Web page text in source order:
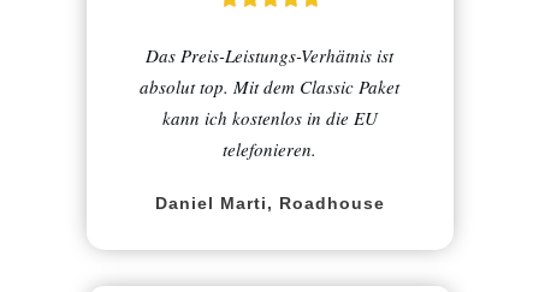
Das Preis-Leistungs-Verhätnis ist
absolut top. Mit dem Classic Paket
kann ich kostenlos in die EU
telefonieren.
Daniel Marti, Roadhouse